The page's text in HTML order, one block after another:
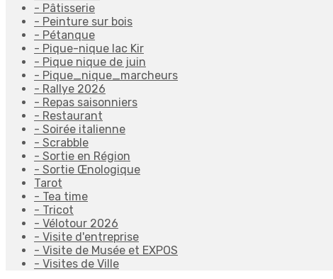
- Pâtisserie
- Peinture sur bois
- Pétanque
- Pique-nique lac Kir
- Pique nique de juin
- Pique_nique_marcheurs
- Rallye 2026
- Repas saisonniers
- Restaurant
- Soirée italienne
- Scrabble
- Sortie en Région
- Sortie Œnologique
Tarot
- Tea time
- Tricot
- Vélotour 2026
- Visite d'entreprise
- Visite de Musée et EXPOS
- Visites de Ville